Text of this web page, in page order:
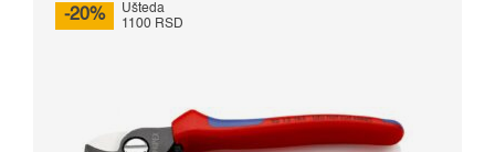
-20%
Ušteda
1100 RSD